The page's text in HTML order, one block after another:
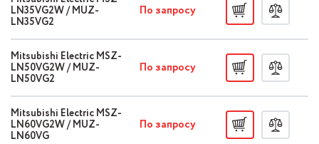
LN35VG2W / MUZ-
LN35VG2
По запросу
Mitsubishi Electric MSZ-
LN50VG2W / MUZ-
LN50VG2
По запросу
Mitsubishi Electric MSZ-
LN60VG2W / MUZ-
LN60VG
По запросу